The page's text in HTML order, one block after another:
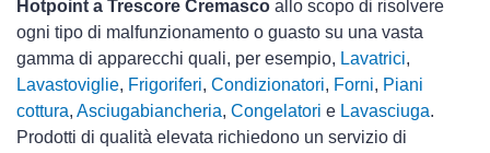
Hotpoint a Trescore Cremasco allo scopo di risolvere
ogni tipo di malfunzionamento o guasto su una vasta
gamma di apparecchi quali, per esempio, Lavatrici,
Lavastoviglie, Frigoriferi, Condizionatori, Forni, Piani
cottura, Asciugabiancheria, Congelatori e Lavasciuga.
Prodotti di qualità elevata richiedono un servizio di